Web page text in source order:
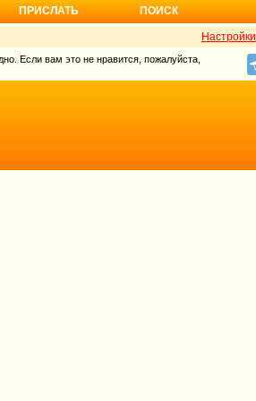
ПРИСЛАТЬ ПОИСК
Настройки
Если вам это не нравится, пожалуйста,